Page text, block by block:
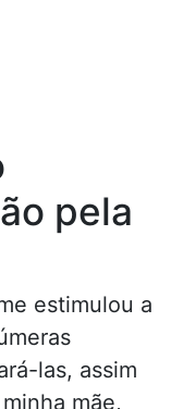
pela
estimulou a
las, assim
mãe,